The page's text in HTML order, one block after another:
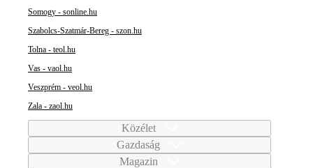
Somogy - sonline.hu
Szabolcs-Szatmár-Bereg - szon.hu
Tolna - teol.hu
Vas - vaol.hu
Veszprém - veol.hu
Zala - zaol.hu
Közélet
Gazdaság
Magazin